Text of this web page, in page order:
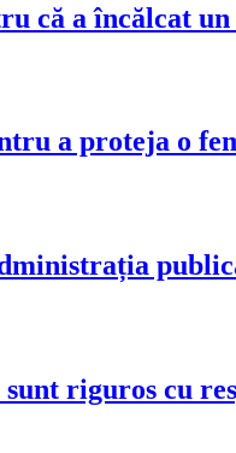
că a încălcat
a proteja o
riguros cu